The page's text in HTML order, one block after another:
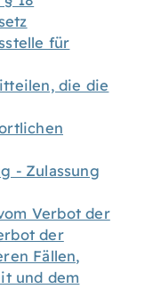
für
die die
- Zulassung
Verbot der
der
Fällen,
und dem